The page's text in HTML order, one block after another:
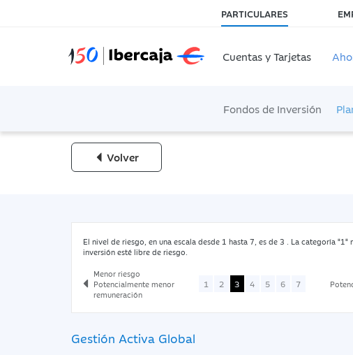
PARTICULARES
Cuentas y Tarjetas
Fondos de Inversión
Volver
El nivel de riesgo, en una escala desde 1 hasta 7, es de 3 . La categoría "1"
inversión esté libre de riesgo.
Menor riesgo
Potencialmente menor
remuneración
1 2 3 4 5 6 7
Gestión Activa Global